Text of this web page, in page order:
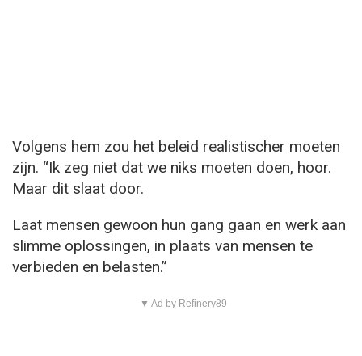
Volgens hem zou het beleid realistischer moeten
zijn. “Ik zeg niet dat we niks moeten doen, hoor.
Maar dit slaat door.
Laat mensen gewoon hun gang gaan en werk aan
slimme oplossingen, in plaats van mensen te
verbieden en belasten.”
▼ Ad by Refinery89